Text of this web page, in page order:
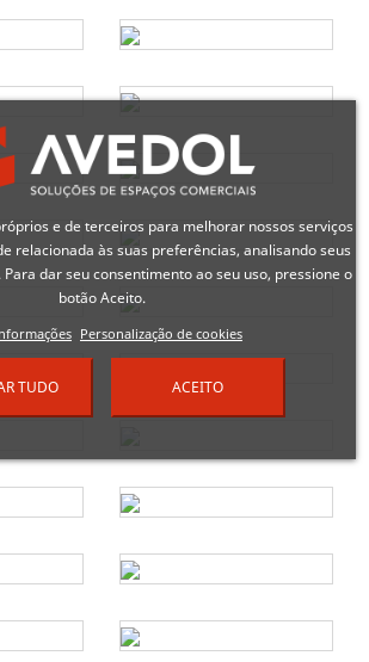
e de terceiros para melhorar nossos serviços
relacionada às suas preferências, analisando seus
dar seu consentimento ao seu uso, pressione o
botão Aceito.
Personalização de cookies
TUDO ACEITO